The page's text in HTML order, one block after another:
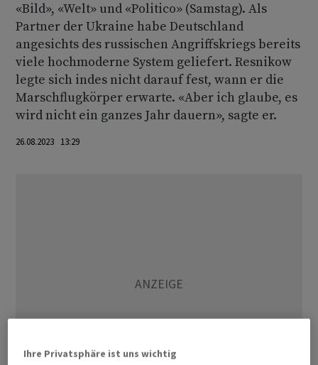
«Bild», «Welt» und «Politico» (Samstag). Als
Partner der Ukraine habe Deutschland
angesichts des russischen Angriffskriegs bereits
viele hochmoderne System geliefert. Resnikow
legte sich indes nicht darauf fest, wann er die
Marschflugkörper erwarte. «Aber ich glaube, es
wird nicht ein ganzes Jahr dauern», sagte er.
26.08.2023 13:29
Ihre Privatsphäre ist uns wichtig